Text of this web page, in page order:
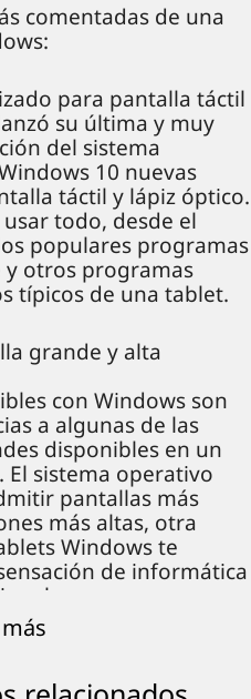
comentadas de una
para pantalla táctil
su última y muy
del sistema
10 nuevas
táctil y lápiz óptico.
todo, desde el
populares programas
otros programas
típicos de una tablet.
grande y alta
con Windows son
a algunas de las
disponibles en un
sistema operativo
pantallas más
más altas, otra
Windows te
de informática
Windows es su